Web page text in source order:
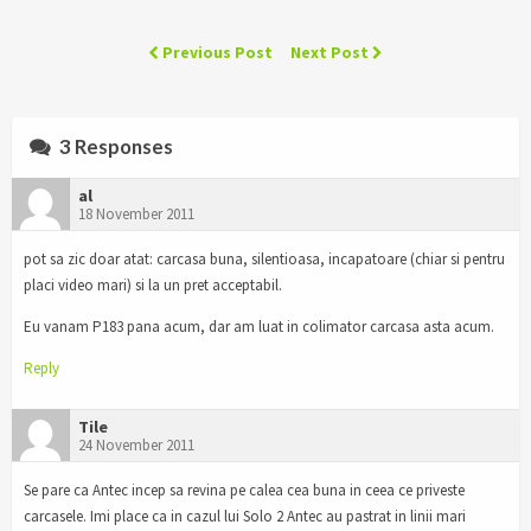
Previous Post Next Post
3 Responses
al
18 November 2011
pot sa zic doar atat: carcasa buna, silentioasa, incapatoare (chiar si pentru
placi video mari) si la un pret acceptabil.
Eu vanam P183 pana acum, dar am luat in colimator carcasa asta acum.
Reply
Tile
24 November 2011
Se pare ca Antec incep sa revina pe calea cea buna in ceea ce priveste
carcasele. Imi place ca in cazul lui Solo 2 Antec au pastrat in linii mari